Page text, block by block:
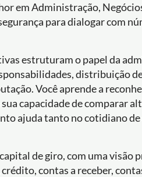
em Administração,
para dialogar com
estruturam o papel da
distribuição
Você aprende a
capacidade de comparar
ajuda tanto no cotidiano
de giro, com uma visão
contas a receber,